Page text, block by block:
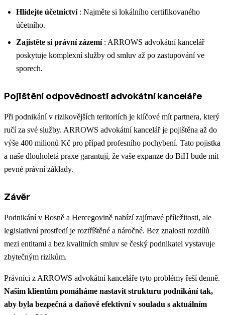
Hlídejte účetnictví : Najměte si lokálního certifikovaného
účetního.
Zajistěte si právní zázemí : ARROWS advokátní kancelář
poskytuje komplexní služby od smluv až po zastupování ve
sporech.
Pojištění odpovědnosti advokátní kanceláře
Při podnikání v rizikovějších teritoriích je klíčové mít partnera, který
ručí za své služby. ARROWS advokátní kancelář je pojištěna až do
výše 400 milionů Kč pro případ profesního pochybení. Tato pojistka
a naše dlouholetá praxe garantují, že vaše expanze do BiH bude mít
pevné právní základy.
Závěr
Podnikání v Bosně a Hercegovině nabízí zajímavé příležitosti, ale
legislativní prostředí je roztříštěné a náročné. Bez znalosti rozdílů
mezi entitami a bez kvalitních smluv se český podnikatel vystavuje
zbytečným rizikům.
Právníci z ARROWS advokátní kanceláře tyto problémy řeší denně.
Našim klientům pomáháme nastavit strukturu podnikání tak,
aby byla bezpečná a daňově efektivní v souladu s aktuálním